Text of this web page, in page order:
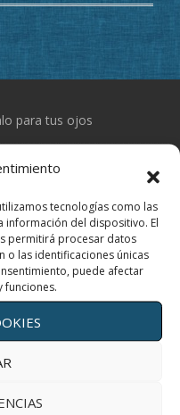
tecnologías como las
información del dispositivo. El
permitirá procesar datos
o las identificaciones únicas
puede afectar
funciones.
para tus ojos